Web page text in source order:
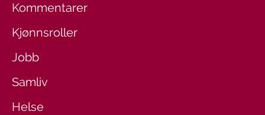
Kommentarer
Kjønnsroller
Jobb
Samliv
Helse